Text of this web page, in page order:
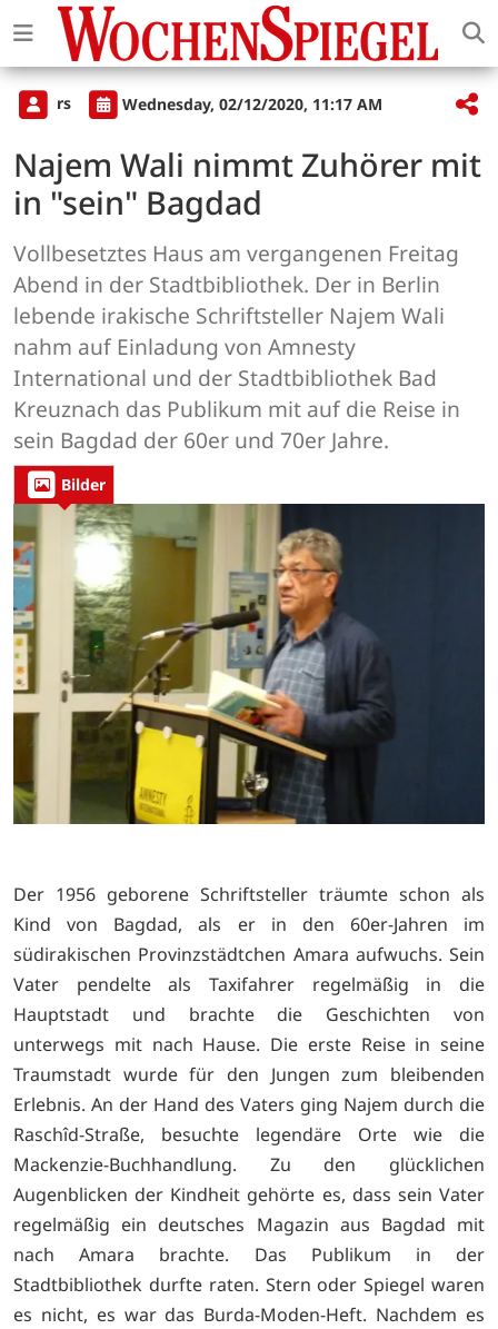
rs Wednesday, 02/12/2020, 11:17 AM
Najem Wali nimmt Zuhörer mit
in "sein" Bagdad
Vollbesetztes Haus am vergangenen Freitag
Abend in der Stadtbibliothek. Der in Berlin
lebende irakische Schriftsteller Najem Wali
nahm auf Einladung von Amnesty
International und der Stadtbibliothek Bad
Kreuznach das Publikum mit auf die Reise in
sein Bagdad der 60er und 70er Jahre.
Bilder
Der 1956 geborene Schriftsteller träumte schon als
Kind von Bagdad, als er in den 60er-Jahren im
südirakischen Provinzstädtchen Amara aufwuchs. Sein
Vater pendelte als Taxifahrer regelmäßig in die
Hauptstadt und brachte die Geschichten von
unterwegs mit nach Hause. Die erste Reise in seine
Traumstadt wurde für den Jungen zum bleibenden
Erlebnis. An der Hand des Vaters ging Najem durch die
Raschîd-Straße, besuchte legendäre Orte wie die
Mackenzie-Buchhandlung. Zu den glücklichen
Augenblicken der Kindheit gehörte es, dass sein Vater
regelmäßig ein deutsches Magazin aus Bagdad mit
nach Amara brachte. Das Publikum in der
Stadtbibliothek durfte raten. Stern oder Spiegel waren
es nicht, es war das Burda-Moden-Heft. Nachdem es